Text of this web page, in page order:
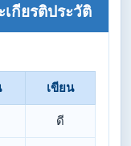
กียรติประวัติ
เขียน
ดี